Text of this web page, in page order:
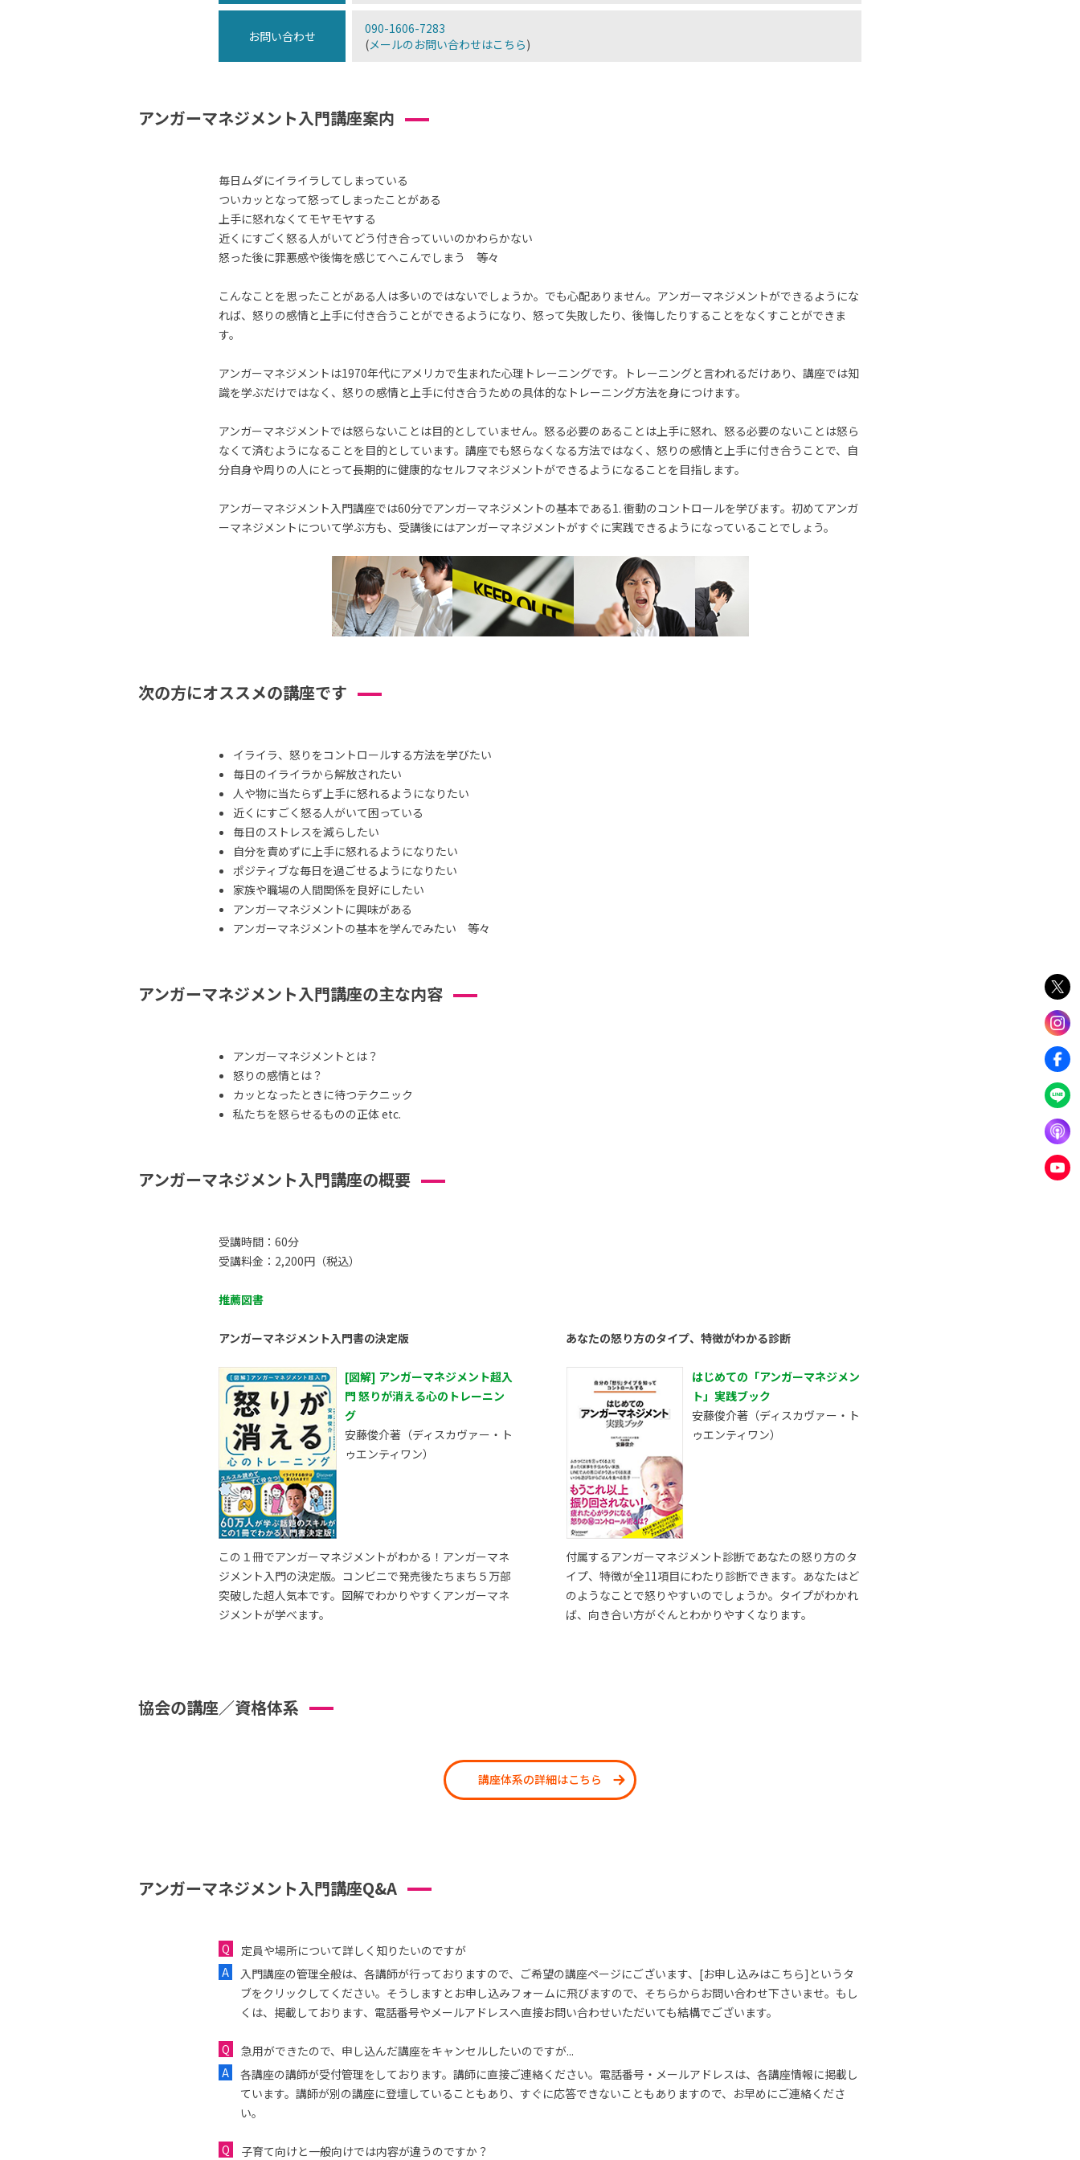
お問い合わせ
090-1606-7283
(メールのお問い合わせはこちら)
アンガーマネジメント入門講座案内
毎日ムダにイライラしてしまっている
ついカッとなって怒ってしまったことがある
上手に怒れなくてモヤモヤする
近くにすごく怒る人がいてどう付き合っていいのかわらかない
怒った後に罪悪感や後悔を感じてへこんでしまう 等々
こんなことを思ったことがある人は多いのではないでしょうか。でも心配ありません。アンガーマネジメントができるようにな
れば、怒りの感情と上手に付き合うことができるようになり、怒って失敗したり、後悔したりすることをなくすことができま
す。
アンガーマネジメントは1970年代にアメリカで生まれた心理トレーニングです。トレーニングと言われるだけあり、講座では知
識を学ぶだけではなく、怒りの感情と上手に付き合うための具体的なトレーニング方法を身につけます。
アンガーマネジメントでは怒らないことは目的としていません。怒る必要のあることは上手に怒れ、怒る必要のないことは怒ら
なくて済むようになることを目的としています。講座でも怒らなくなる方法ではなく、怒りの感情と上手に付き合うことで、自
分自身や周りの人にとって長期的に健康的なセルフマネジメントができるようになることを目指します。
アンガーマネジメント入門講座では60分でアンガーマネジメントの基本である1. 衝動のコントロールを学びます。初めてアンガ
ーマネジメントについて学ぶ方も、受講後にはアンガーマネジメントがすぐに実践できるようになっていることでしょう。
次の方にオススメの講座です
イライラ、怒りをコントロールする方法を学びたい
毎日のイライラから解放されたい
人や物に当たらず上手に怒れるようになりたい
近くにすごく怒る人がいて困っている
毎日のストレスを減らしたい
自分を責めずに上手に怒れるようになりたい
ポジティブな毎日を過ごせるようになりたい
家族や職場の人間関係を良好にしたい
アンガーマネジメントに興味がある
アンガーマネジメントの基本を学んでみたい 等々
アンガーマネジメント入門講座の主な内容
アンガーマネジメントとは？
怒りの感情とは？
カッとなったときに待つテクニック
私たちを怒らせるものの正体 etc.
アンガーマネジメント入門講座の概要
受講時間：60分
受講料金：2,200円（税込）
推薦図書
アンガーマネジメント入門書の決定版
[図解] アンガーマネジメント超入
門 怒りが消える心のトレーニン
グ
安藤俊介著（ディスカヴァー・ト
ゥエンティワン）
この１冊でアンガーマネジメントがわかる！アンガーマネ
ジメント入門の決定版。コンビニで発売後たちまち５万部
突破した超人気本です。図解でわかりやすくアンガーマネ
ジメントが学べます。
あなたの怒り方のタイプ、特徴がわかる診断
はじめての「アンガーマネジメン
ト」実践ブック
安藤俊介著（ディスカヴァー・ト
ゥエンティワン）
付属するアンガーマネジメント診断であなたの怒り方のタ
イプ、特徴が全11項目にわたり診断できます。あなたはど
のようなことで怒りやすいのでしょうか。タイプがわかれ
ば、向き合い方がぐんとわかりやすくなります。
協会の講座／資格体系
講座体系の詳細はこちら
アンガーマネジメント入門講座Q&A
定員や場所について詳しく知りたいのですが
入門講座の管理全般は、各講師が行っておりますので、ご希望の講座ページにございます、[お申し込みはこちら]というタ
ブをクリックしてください。そうしますとお申し込みフォームに飛びますので、そちらからお問い合わせ下さいませ。もし
くは、掲載しております、電話番号やメールアドレスへ直接お問い合わせいただいても結構でございます。
急用ができたので、申し込んだ講座をキャンセルしたいのですが...
各講座の講師が受付管理をしております。講師に直接ご連絡ください。電話番号・メールアドレスは、各講座情報に掲載し
ています。講師が別の講座に登壇していることもあり、すぐに応答できないこともありますので、お早めにご連絡くださ
い。
子育て向けと一般向けでは内容が違うのですか？